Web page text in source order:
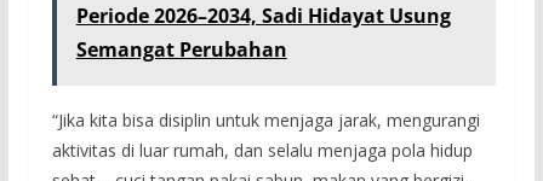
Periode 2026–2034, Sadi Hidayat Usung
Semangat Perubahan
“Jika kita bisa disiplin untuk menjaga jarak, mengurangi
aktivitas di luar rumah, dan selalu menjaga pola hidup